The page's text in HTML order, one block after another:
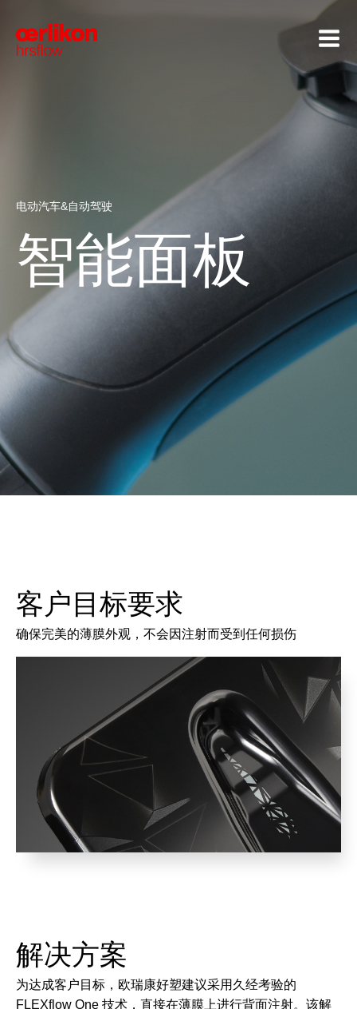
电动汽车&自动驾驶
智能面板
客户目标要求
确保完美的薄膜外观，不会因注射而受到任何损伤
解决方案
为达成客户目标，欧瑞康好塑建议采用久经考验的
FLEXflow One 技术，直接在薄膜上进行背面注射。该解